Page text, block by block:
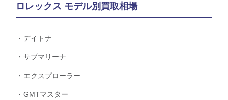
ロレックス モデル別買取相場
デイトナ
サブマリーナ
エクスプローラー
GMTマスター